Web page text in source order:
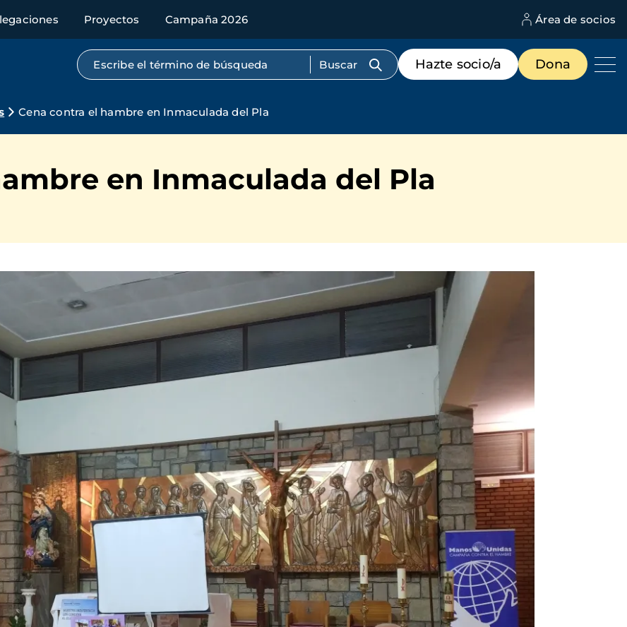
Proyectos Campaña 2026 Área de socios
Búsqueda por texto completo
Menú
de
destacados
Hazte socio/a Dona
Cena contra el hambre en Inmaculada del Pla
en Inmaculada del Pla